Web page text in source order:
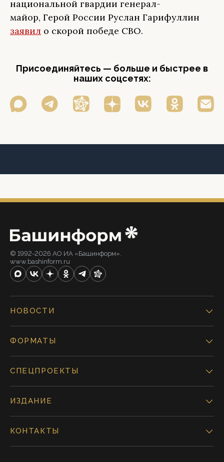
национальной гвардии генерал-
майор, Герой России Руслан Гарифуллин
заявил о скорой победе СВО.
Присоединяйтесь — больше и быстрее в
наших соцсетях:
© 1992-2026 АО ИА «Башинформ».
www.bashinform.ru
НОВОСТИ
ФОРМАТЫ
СПЕЦПРОЕКТЫ
ИЗДАНИЕ
КОНТАКТЫ